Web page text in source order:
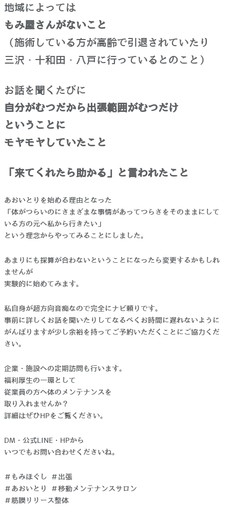
地域によっては
もみ屋さんがないこと
（施術している方が高齢で引退されていたり
三沢・十和田・八戸に行っているとのこと）
お話を聞くたびに
自分がむつだから出張範囲がむつだけ
ということに
モヤモヤしていたこと
「来てくれたら助かる」と言われたこと
あおいとりを始める理由となった
「体がつらいのにさまざまな事情があってつらさをそのままにして
いる方の元へ私から行きたい」
という理念からやってみることにしました。
あまりにも採算が合わないということになったら変更するかもしれ
ませんが
実験的に始めてみます。
私自身が超方向音痴なので完全にナビ頼りです。
事前に詳しくお話を聞いたりしてなるべくお時間に遅れないように
がんばりますが少し余裕を持ってご予約いただくことにご協力くだ
さい。
企業・施設への定期訪問も行います。
福利厚生の一環として
従業員の方へ体のメンテナンスを
取り入れませんか？
詳細はぜひHPをご覧ください。
DM ・ 公式LINE ・ HPから
いつでもお問い合わせくださいね。
＃もみほぐし ＃出張
＃あおいとり ＃移動メンテナンスサロン
＃筋膜リリース整体